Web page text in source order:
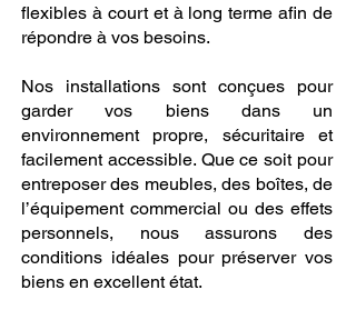
flexibles à court et à long terme afin de
répondre à vos besoins.
Nos installations sont conçues pour
garder vos biens dans un
environnement propre, sécuritaire et
facilement accessible. Que ce soit pour
entreposer des meubles, des boîtes, de
l’équipement commercial ou des effets
personnels, nous assurons des
conditions idéales pour préserver vos
biens en excellent état.